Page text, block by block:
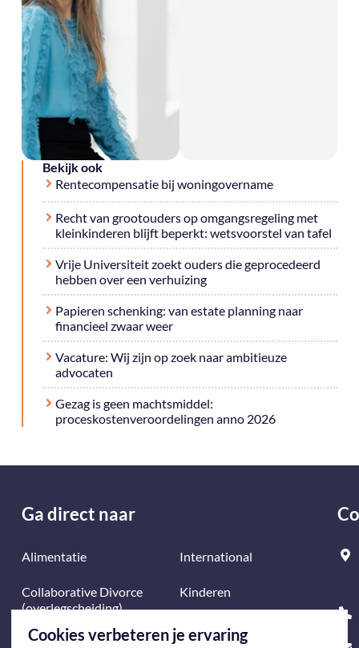
Bekijk ook
Rentecompensatie bij woningovername
Recht van grootouders op omgangsregeling met
kleinkinderen blijft beperkt: wetsvoorstel van tafel
Vrije Universiteit zoekt ouders die geprocedeerd
hebben over een verhuizing
Papieren schenking: van estate planning naar
financieel zwaar weer
Vacature: Wij zijn op zoek naar ambitieuze
advocaten
Gezag is geen machtsmiddel:
proceskostenveroordelingen anno 2026
Ga direct naar
Alimentatie
Collaborative Divorce
(overlegscheiding)
Echtscheiding
International
Kinderen
Mediation
Cookies verbeteren je ervaring